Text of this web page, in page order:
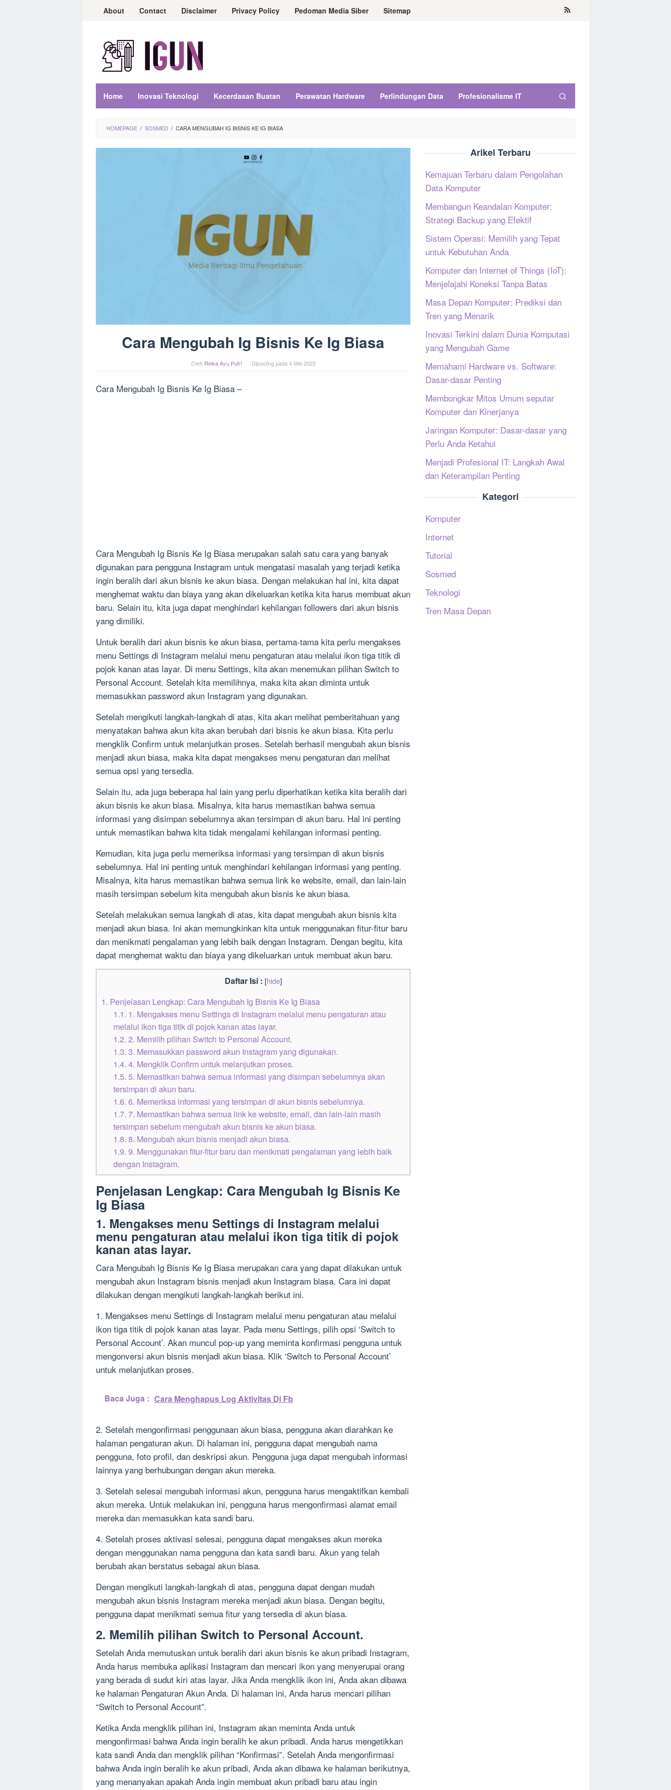
LoncatAbout Contact Disclaimer Privacy Policy Pedoman Media Siber Sitemap
Home Inovasi Teknologi Kecerdasan Buatan Perawatan Hardware Perlindungan Data Profesionalisme IT
HOMEPAGE / SOSMED / CARA MENGUBAH IG BISNIS KE IG BIASA
Cara Mengubah Ig Bisnis Ke Ig Biasa
Oleh Reika Ayu Putri Diposting pada4 Mei 2023
Cara Mengubah Ig Bisnis Ke Ig Biasa –
Cara Mengubah Ig Bisnis Ke Ig Biasa merupakan salah satu cara yang banyak
digunakan para pengguna Instagram untuk mengatasi masalah yang terjadi ketika
ingin beralih dari akun bisnis ke akun biasa. Dengan melakukan hal ini, kita dapat
menghemat waktu dan biaya yang akan dikeluarkan ketika kita harus membuat akun
baru. Selain itu, kita juga dapat menghindari kehilangan followers dari akun bisnis
yang dimiliki.
Untuk beralih dari akun bisnis ke akun biasa, pertama-tama kita perlu mengakses
menu Settings di Instagram melalui menu pengaturan atau melalui ikon tiga titik di
pojok kanan atas layar. Di menu Settings, kita akan menemukan pilihan Switch to
Personal Account. Setelah kita memilihnya, maka kita akan diminta untuk
memasukkan password akun Instagram yang digunakan.
Setelah mengikuti langkah-langkah di atas, kita akan melihat pemberitahuan yang
menyatakan bahwa akun kita akan berubah dari bisnis ke akun biasa. Kita perlu
mengklik Confirm untuk melanjutkan proses. Setelah berhasil mengubah akun bisnis
menjadi akun biasa, maka kita dapat mengakses menu pengaturan dan melihat
semua opsi yang tersedia.
Selain itu, ada juga beberapa hal lain yang perlu diperhatikan ketika kita beralih dari
akun bisnis ke akun biasa. Misalnya, kita harus memastikan bahwa semua
informasi yang disimpan sebelumnya akan tersimpan di akun baru. Hal ini penting
untuk memastikan bahwa kita tidak mengalami kehilangan informasi penting.
Kemudian, kita juga perlu memeriksa informasi yang tersimpan di akun bisnis
sebelumnya. Hal ini penting untuk menghindari kehilangan informasi yang penting.
Misalnya, kita harus memastikan bahwa semua link ke website, email, dan lain-lain
masih tersimpan sebelum kita mengubah akun bisnis ke akun biasa.
Setelah melakukan semua langkah di atas, kita dapat mengubah akun bisnis kita
menjadi akun biasa. Ini akan memungkinkan kita untuk menggunakan fitur-fitur baru
dan menikmati pengalaman yang lebih baik dengan Instagram. Dengan begitu, kita
dapat menghemat waktu dan biaya yang dikeluarkan untuk membuat akun baru.
Daftar Isi : [hide]
1. Penjelasan Lengkap: Cara Mengubah Ig Bisnis Ke Ig Biasa
1.1. 1. Mengakses menu Settings di Instagram melalui menu pengaturan atau
melalui ikon tiga titik di pojok kanan atas layar.
1.2. 2. Memilih pilihan Switch to Personal Account.
1.3. 3. Memasukkan password akun Instagram yang digunakan.
1.4. 4. Mengklik Confirm untuk melanjutkan proses.
1.5. 5. Memastikan bahwa semua informasi yang disimpan sebelumnya akan
tersimpan di akun baru.
1.6. 6. Memeriksa informasi yang tersimpan di akun bisnis sebelumnya.
1.7. 7. Memastikan bahwa semua link ke website, email, dan lain-lain masih
tersimpan sebelum mengubah akun bisnis ke akun biasa.
1.8. 8. Mengubah akun bisnis menjadi akun biasa.
1.9. 9. Menggunakan fitur-fitur baru dan menikmati pengalaman yang lebih baik
dengan Instagram.
Penjelasan Lengkap: Cara Mengubah Ig Bisnis Ke
Ig Biasa
1. Mengakses menu Settings di Instagram melalui
menu pengaturan atau melalui ikon tiga titik di pojok
kanan atas layar.
Cara Mengubah Ig Bisnis Ke Ig Biasa merupakan cara yang dapat dilakukan untuk
mengubah akun Instagram bisnis menjadi akun Instagram biasa. Cara ini dapat
dilakukan dengan mengikuti langkah-langkah berikut ini.
1. Mengakses menu Settings di Instagram melalui menu pengaturan atau melalui
ikon tiga titik di pojok kanan atas layar. Pada menu Settings, pilih opsi ‘Switch to
Personal Account’. Akan muncul pop-up yang meminta konfirmasi pengguna untuk
mengonversi akun bisnis menjadi akun biasa. Klik ‘Switch to Personal Account’
untuk melanjutkan proses.
Baca Juga : Cara Menghapus Log Aktivitas Di Fb
2. Setelah mengonfirmasi penggunaan akun biasa, pengguna akan diarahkan ke
halaman pengaturan akun. Di halaman ini, pengguna dapat mengubah nama
pengguna, foto profil, dan deskripsi akun. Pengguna juga dapat mengubah informasi
lainnya yang berhubungan dengan akun mereka.
3. Setelah selesai mengubah informasi akun, pengguna harus mengaktifkan kembali
akun mereka. Untuk melakukan ini, pengguna harus mengonfirmasi alamat email
mereka dan memasukkan kata sandi baru.
4. Setelah proses aktivasi selesai, pengguna dapat mengakses akun mereka
dengan menggunakan nama pengguna dan kata sandi baru. Akun yang telah
berubah akan berstatus sebagai akun biasa.
Dengan mengikuti langkah-langkah di atas, pengguna dapat dengan mudah
mengubah akun bisnis Instagram mereka menjadi akun biasa. Dengan begitu,
pengguna dapat menikmati semua fitur yang tersedia di akun biasa.
2. Memilih pilihan Switch to Personal Account.
Setelah Anda memutuskan untuk beralih dari akun bisnis ke akun pribadi Instagram,
Anda harus membuka aplikasi Instagram dan mencari ikon yang menyerupai orang
yang berada di sudut kiri atas layar. Jika Anda mengklik ikon ini, Anda akan dibawa
ke halaman Pengaturan Akun Anda. Di halaman ini, Anda harus mencari pilihan
“Switch to Personal Account”.
Ketika Anda mengklik pilihan ini, Instagram akan meminta Anda untuk
mengonfirmasi bahwa Anda ingin beralih ke akun pribadi. Anda harus mengetikkan
kata sandi Anda dan mengklik pilihan “Konfirmasi”. Setelah Anda mengonfirmasi
bahwa Anda ingin beralih ke akun pribadi, Anda akan dibawa ke halaman berikutnya,
yang menanyakan apakah Anda ingin membuat akun pribadi baru atau ingin
Arikel Terbaru
Kemajuan Terbaru dalam Pengolahan
Data Komputer
Membangun Keandalan Komputer:
Strategi Backup yang Efektif
Sistem Operasi: Memilih yang Tepat
untuk Kebutuhan Anda
Komputer dan Internet of Things (IoT):
Menjelajahi Koneksi Tanpa Batas
Masa Depan Komputer: Prediksi dan
Tren yang Menarik
Inovasi Terkini dalam Dunia Komputasi
yang Mengubah Game
Memahami Hardware vs. Software:
Dasar-dasar Penting
Membongkar Mitos Umum seputar
Komputer dan Kinerjanya
Jaringan Komputer: Dasar-dasar yang
Perlu Anda Ketahui
Menjadi Profesional IT: Langkah Awal
dan Keterampilan Penting
Kategori
Komputer
Internet
Tutorial
Sosmed
Teknologi
Tren Masa Depan